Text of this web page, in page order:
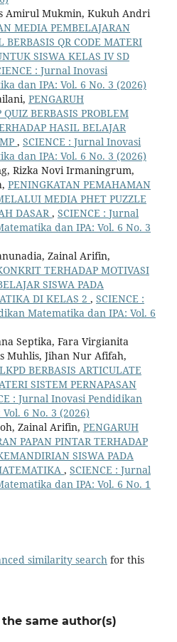
Amirul Mukmin, Kukuh Andri
MEDIA PEMBELAJARAN
QR CODE MATERI
SISWA KELAS IV SD
: Jurnal Inovasi
dan IPA: Vol. 6 No. 3 (2026)
PENGARUH
BERBASIS PROBLEM
HASIL BELAJAR
, SCIENCE : Jurnal Inovasi
dan IPA: Vol. 6 No. 3 (2026)
Rizka Novi Irmaningrum,
PENINGKATAN PEMAHAMAN
MEDIA PHET PUZZLE
DASAR, SCIENCE : Jurnal
dan IPA: Vol. 6 No. 3
Zainal Arifin,
TERHADAP MOTIVASI
SISWA PADA
DI KELAS 2 , SCIENCE :
Matematika dan IPA: Vol. 6
Septika, Fara Virgianita
Muhlis, Jihan Nur Afifah,
BERBASIS ARTICULATE
SISTEM PERNAPASAN
: Jurnal Inovasi Pendidikan
6 No. 3 (2026)
Zainal Arifin, PENGARUH
PAPAN PINTAR TERHADAP
SISWA PADA
, SCIENCE : Jurnal
dan IPA: Vol. 6 No. 1
similarity searchfor this
same author(s)